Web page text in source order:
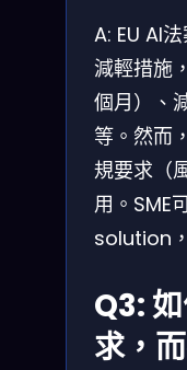
A: EU AI
減輕措施
個月）、
等。然而
規要求（
用。SME
solution
Q3:
求，